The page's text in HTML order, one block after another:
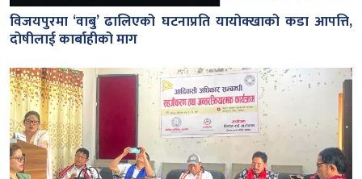
विजयपुरमा ‘वाबु’ ढालिएको घटनाप्रति यायोक्खाको कडा आपत्ति,
दोषीलाई कार्बाहीको माग